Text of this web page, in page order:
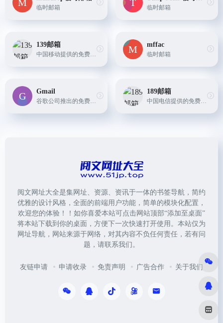
临时邮箱 临时邮箱
139邮箱
中国移动提供的免费邮箱服务，支持多种附件和功能，同时提供大容量邮箱、企业邮箱等解决方案。
mffac
临时邮箱
Gmail
谷歌公司推出的免费电子邮件服务，提供大容量邮箱、标签、过滤器等功能，是全球使用最广泛的电子邮件服务之一。
189邮箱
中国电信提供的免费邮箱服务，支持多种附件和功能，同时提供大容量邮箱、企业邮箱等解决方案。
阅文网址大全是集网址、资源、资讯于一体的书签导航，简约
优雅的设计风格，全面的前端用户功能，简单的模块化配置，
欢迎您的体验！！如你喜爱本站可点击网站顶部“添加至桌面”
将本站下载到你的桌面，方便下一次快速打开使用。本站仅为
网址导航，网站来源于网络，对其内容不负任何责任，若有问
题，请联系我们。
友链申请 申请收录 免责声明 广告合作 关于我们